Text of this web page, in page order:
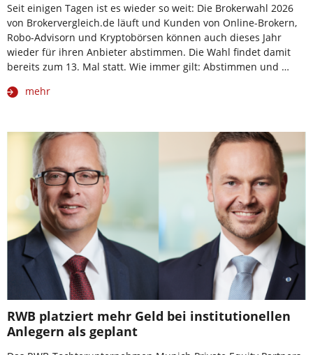
Seit einigen Tagen ist es wieder so weit: Die Brokerwahl 2026
von Brokervergleich.de läuft und Kunden von Online-Brokern,
Robo-Advisorn und Kryptobörsen können auch dieses Jahr
wieder für ihren Anbieter abstimmen. Die Wahl findet damit
bereits zum 13. Mal statt. Wie immer gilt: Abstimmen und …
mehr
RWB platziert mehr Geld bei institutionellen
Anlegern als geplant